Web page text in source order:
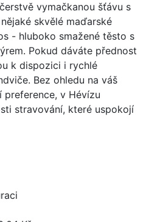
vymačkanou šťávu s
skvělé maďarské
- hluboko smažené těsto s
Pokud dáváte přednost
k dispozici i rychlé
Bez ohledu na váš
v Hévízu
stravování, které uspokojí